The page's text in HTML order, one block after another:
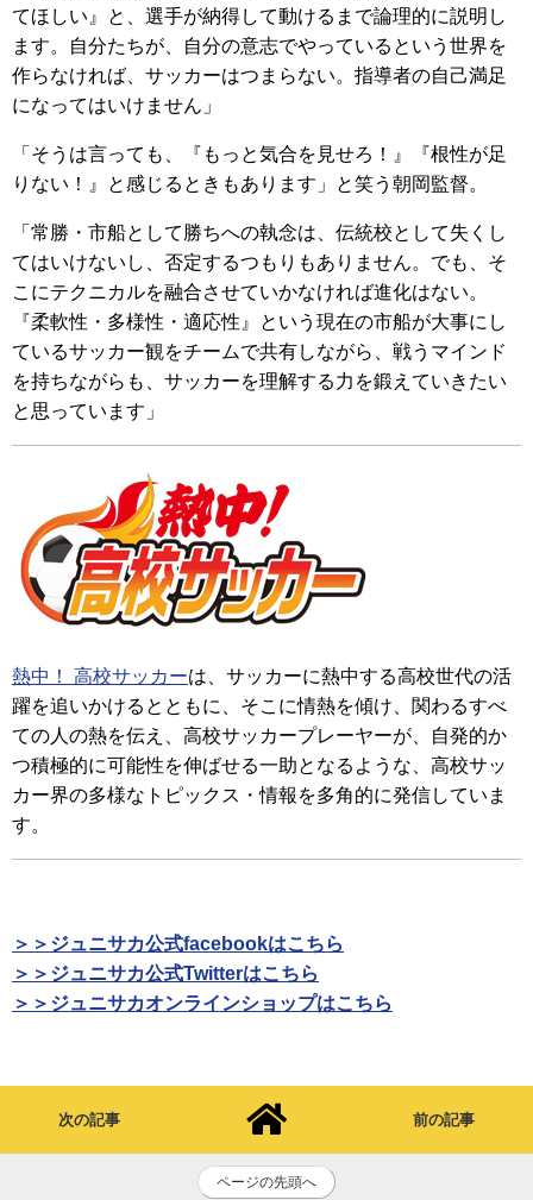
てほしい』と、選手が納得して動けるまで論理的に説明し
ます。自分たちが、自分の意志でやっているという世界を
作らなければ、サッカーはつまらない。指導者の自己満足
になってはいけません」
「そうは言っても、『もっと気合を見せろ！』『根性が足
りない！』と感じるときもあります」と笑う朝岡監督。
「常勝・市船として勝ちへの執念は、伝統校として失くし
てはいけないし、否定するつもりもありません。でも、そ
こにテクニカルを融合させていかなければ進化はない。
『柔軟性・多様性・適応性』という現在の市船が大事にし
ているサッカー観をチームで共有しながら、戦うマインド
を持ちながらも、サッカーを理解する力を鍛えていきたい
と思っています」
熱中！ 高校サッカーは、サッカーに熱中する高校世代の活
躍を追いかけるとともに、そこに情熱を傾け、関わるすべ
ての人の熱を伝え、高校サッカープレーヤーが、自発的か
つ積極的に可能性を伸ばせる一助となるような、高校サッ
カー界の多様なトピックス・情報を多角的に発信していま
す。
＞＞ジュニサカ公式facebookはこちら
＞＞ジュニサカ公式Twitterはこちら
＞＞ジュニサカオンラインショップはこちら
次の記事 前の記事
ページの先頭へ